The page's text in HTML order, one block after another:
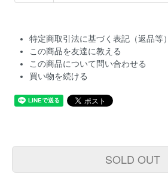
特定商取引法に基づく表記（返品等）
この商品を友達に教える
この商品について問い合わせる
買い物を続ける
SOLD OUT